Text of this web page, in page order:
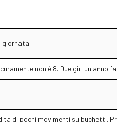
giornata.
non è 8. Due giri un anno
di pochi movimenti su buchetti.